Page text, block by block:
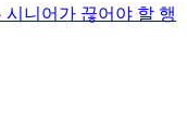
시니어가 끊어야 할 행